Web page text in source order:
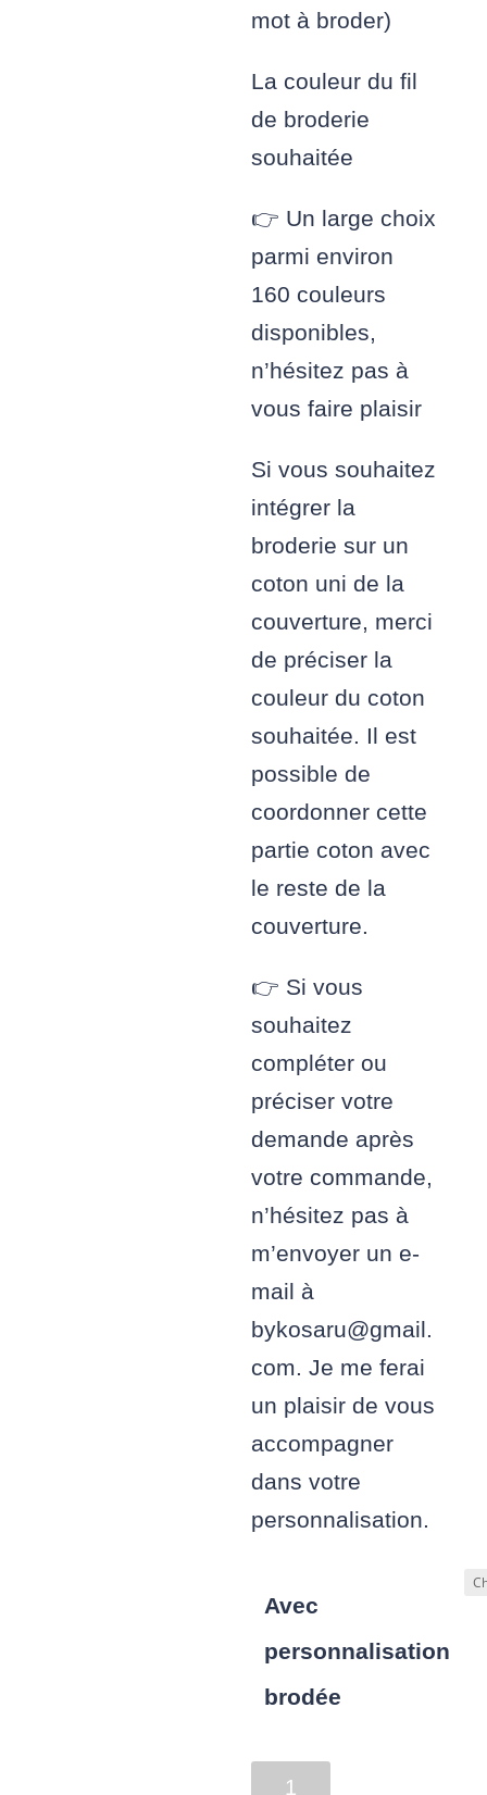
mot à broder)
La couleur du fil
de broderie
souhaitée
👉 Un large choix
parmi environ
160 couleurs
disponibles,
n’hésitez pas à
vous faire plaisir
Si vous souhaitez
intégrer la
broderie sur un
coton uni de la
couverture, merci
de préciser la
couleur du coton
souhaitée. Il est
possible de
coordonner cette
partie coton avec
le reste de la
couverture.
👉 Si vous
souhaitez
compléter ou
préciser votre
demande après
votre commande,
n’hésitez pas à
m’envoyer un e-
mail à
bykosaru@gmail.
com. Je me ferai
un plaisir de vous
accompagner
dans votre
personnalisation.
Avec
personnalisation
brodée
quantité